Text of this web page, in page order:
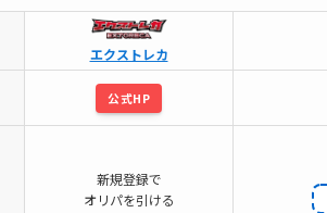
エクストレカ
公式HP
新規登録で
オリパを引ける